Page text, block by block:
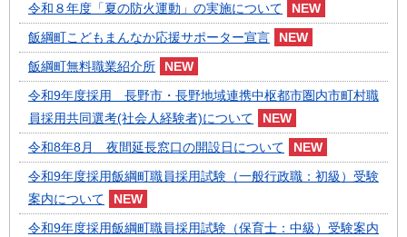
令和８年度「夏の防火運動」の実施について
飯綱町こどもまんなか応援サポーター宣言
飯綱町無料職業紹介所
令和9年度採用 長野市・長野地域連携中枢都市圏内市町村職
員採用共同選考(社会人経験者)について
令和8年8月 夜間延長窓口の開設日について
令和9年度採用飯綱町職員採用試験（一般行政職：初級）受験
案内について
令和9年度採用飯綱町職員採用試験（保育士：中級）受験案内